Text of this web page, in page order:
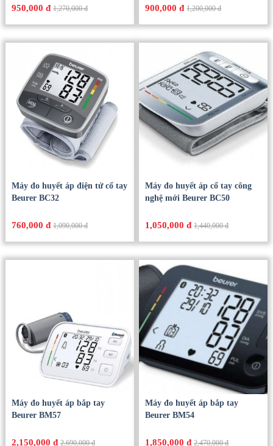
950,000 đ 1,270,000 đ 900,000 đ 1,200,000 đ
Máy đo huyết áp điện tử cổ tay
Beurer BC32
760,000 đ 1,090,000 đ
Máy đo huyết áp cổ tay công
nghệ mới Beurer BC50
1,050,000 đ 1,440,000 đ
Máy đo huyết áp bắp tay
Beurer BM57
2,150,000 đ 2,690,000 đ
Máy đo huyết áp bắp tay
Beurer BM54
1,850,000 đ 2,470,000 đ